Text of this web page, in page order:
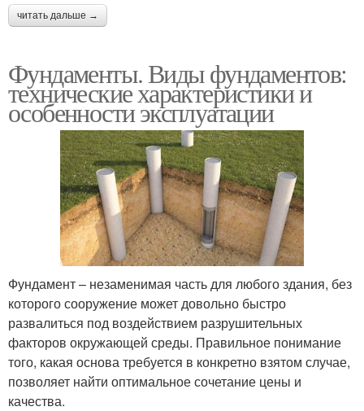
читать дальше →
Фундаменты. Виды фундаментов:
технические характеристики и
особенности эксплуатации
Фундамент – незаменимая часть для любого здания, без
которого сооружение может довольно быстро
развалиться под воздействием разрушительных
факторов окружающей среды. Правильное понимание
того, какая основа требуется в конкретно взятом случае,
позволяет найти оптимальное сочетание цены и
качества.